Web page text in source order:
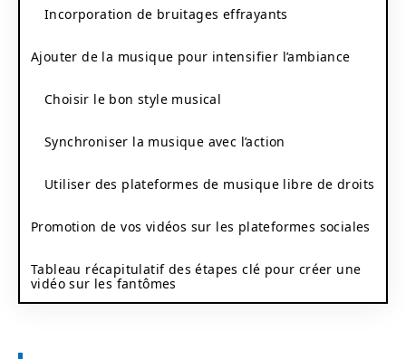
Incorporation de bruitages effrayants
Ajouter de la musique pour intensifier l’ambiance
Choisir le bon style musical
Synchroniser la musique avec l’action
Utiliser des plateformes de musique libre de droits
Promotion de vos vidéos sur les plateformes sociales
Tableau récapitulatif des étapes clé pour créer une
vidéo sur les fantômes